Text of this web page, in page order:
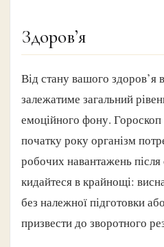
Здоров’я
Від стану вашого здоров’я
залежатиме загальний
емоційного фону.
початку року організм
робочих навантажень після
кидайтеся в крайнощі:
без належної підготовки
призвести до зворотного